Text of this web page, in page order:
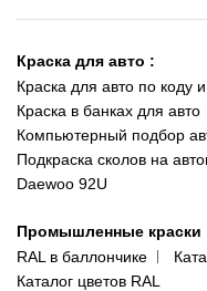
093 611-39-23
(ориентир: Интайм №40)
Одесса
пр-т Акад. Глушко, 29
066 554-97-70
Доставка и оплата
Сотрудничество
Наши публикации
Публичная оферта
Политика
Краска для авто :
Краска для авто по коду
Краска в банках для авто
Компьютерный подбор
Подкраска сколов на
Daewoo 92U
Промышленные краски
RAL в баллончике
Каталог цветов RAL